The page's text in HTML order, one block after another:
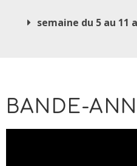
semaine du 5 au 11
BANDE-